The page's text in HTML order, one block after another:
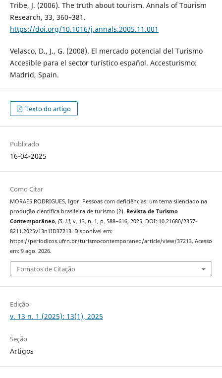
Tribe, J. (2006). The truth about tourism. Annals of Tourism
Research, 33, 360–381.
https://doi.org/10.1016/j.annals.2005.11.001
Velasco, D., J., G. (2008). El mercado potencial del Turismo
Accesible para el sector turístico español. Accesturismo:
Madrid, Spain.
Texto do artigo
Publicado
16-04-2025
Como Citar
MORAES RODRIGUES, Igor. Pessoas com deficiências: um tema silenciado na
produção científica brasileira de turismo (?). Revista de Turismo
Contemporâneo, [S. l.], v. 13, n. 1, p. 588–616, 2025. DOI: 10.21680/2357-
8211.2025v13n1ID37213. Disponível em:
https://periodicos.ufrn.br/turismocontemporaneo/article/view/37213. Acesso
em: 9 ago. 2026.
Fomatos de Citação
Edição
v. 13 n. 1 (2025): 13(1), 2025
Seção
Artigos